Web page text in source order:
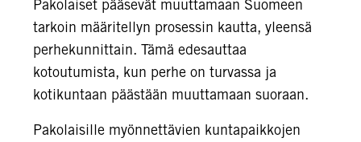
Pakolaiset pääsevät muuttamaan Suomeen
tarkoin määritellyn prosessin kautta, yleensä
perhekunnittain. Tämä edesauttaa
kotoutumista, kun perhe on turvassa ja
kotikuntaan päästään muuttamaan suoraan.
Pakolaisille myönnettävien kuntapaikkojen